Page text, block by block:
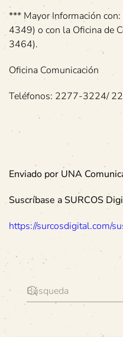
*** Mayor Información
4349) o con la Oficina de
3464).
Oficina Comunicación
Teléfonos: 2277-3224/
Enviado por UNA
Suscríbase a SURCOS
https://surcosdigital.com/